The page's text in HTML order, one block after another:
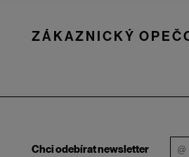
ZÁKAZNICKÝ
Chci odebírat newsletter